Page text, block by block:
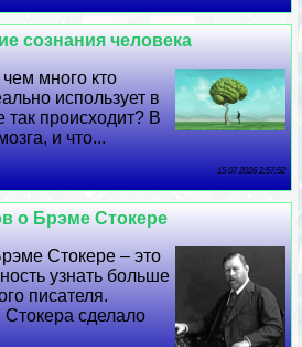
сознания человека
много кто
использует в
так происходит? В
и что...
15 07 2026 2:57:52
о Брэме Стокере
Стокере – это
узнать больше
писателя.
сделало